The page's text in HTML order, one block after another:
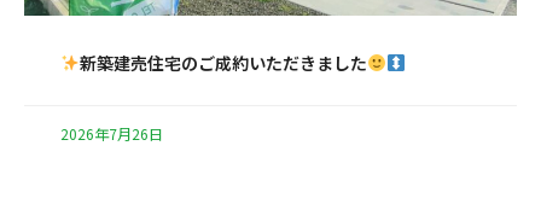
新築建売住宅のご成約いただきました
2026年7月26日